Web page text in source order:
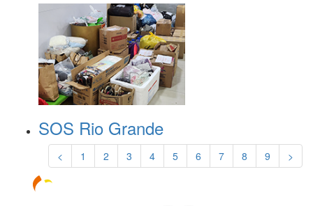
SOS Rio Grande
< 1 2 3 4 5 6 7 8 9 >